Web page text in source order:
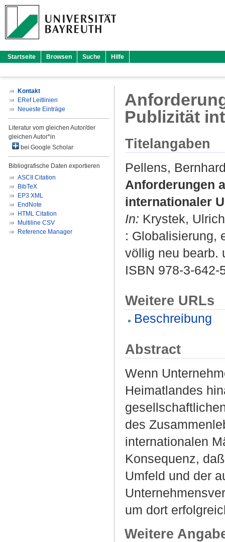
Startseite Browsen Suche Hilfe
Kontakt
ERef Leitlinien
Neueste Einträge
Literatur vom gleichen Autor/der
gleichen Autor*in
bei Google Scholar
Bibliografische Daten exportieren
ASCII Citation
BibTeX
EP3 XML
EndNote
HTML Citation
Multiline CSV
Reference Manager
Publizität
Titelangaben
Pellens,
Anforderungen
internationaler
In: Krystek,
: Globalisierung,
völlig neu bearb.
ISBN 978-3-642-
Weitere URLs
Beschreibung
Abstract
Wenn
Heimatlandes
des
internationalen
Konsequenz,
Umfeld und der
um dort
Weitere